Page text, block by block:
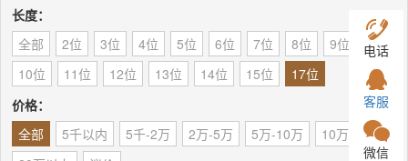
长度：
全部
2位 3位 4位 5位 6位 7位 8位
9位
10位
11位 12位 13位 14位 15位
17位
价格：
全部
5千以内 5千-2万 2万-5万 5万-10万
10万-20万
电话
客服
微信